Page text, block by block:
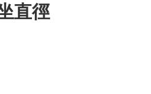
直徑